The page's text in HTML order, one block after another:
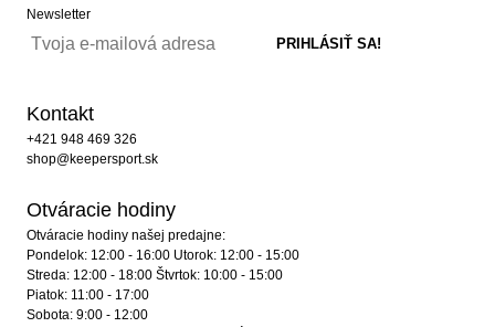
Newsletter
Kontakt
+421 948 469 326
shop@keepersport.sk
Otváracie hodiny
Otváracie hodiny našej predajne:
Pondelok: 12:00 - 16:00 Utorok: 12:00 - 15:00
Streda: 12:00 - 18:00 Štvrtok: 10:00 - 15:00
Piatok: 11:00 - 17:00
Sobota: 9:00 - 12:00